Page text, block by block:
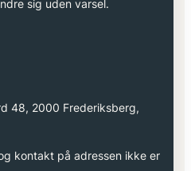
sig uden varsel.
48, 2000 Frederiksberg,
kontakt på adressen ikke er